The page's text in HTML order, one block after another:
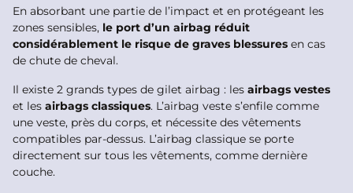
En absorbant une partie de l’impact et en protégeant les
zones sensibles, le port d’un airbag réduit
considérablement le risque de graves blessures en cas
de chute de cheval.
Il existe 2 grands types de gilet airbag : les airbags vestes
et les airbags classiques. L’airbag veste s’enfile comme
une veste, près du corps, et nécessite des vêtements
compatibles par-dessus. L’airbag classique se porte
directement sur tous les vêtements, comme dernière
couche.